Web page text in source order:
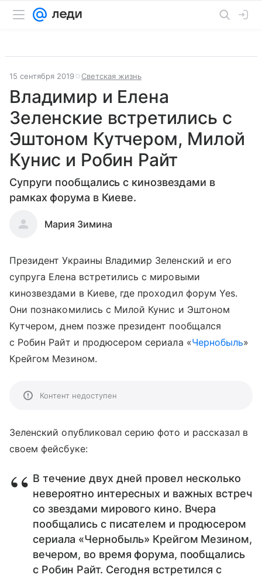
15 сентября 2019 Светская жизнь
Владимир и Елена
Зеленские встретились с
Эштоном Кутчером, Милой
Кунис и Робин Райт
Супруги пообщались с кинозвездами в
рамках форума в Киеве.
Мария Зимина
Президент Украины Владимир Зеленский и его
супруга Елена встретились с мировыми
кинозвездами в Киеве, где проходил форум Yes.
Они познакомились с Милой Кунис и Эштоном
Кутчером, днем позже президент пообщался
с Робин Райт и продюсером сериала «Чернобыль»
Крейгом Мезином.
Контент недоступен
Зеленский опубликовал серию фото и рассказал в
своем фейсбуке:
В течение двух дней провел несколько
невероятно интересных и важных встреч
со звездами мирового кино. Вчера
пообщались с писателем и продюсером
сериала «Чернобыль» Крейгом Мезином,
вечером, во время форума, пообщались
с Робин Райт. Сегодня встретился с